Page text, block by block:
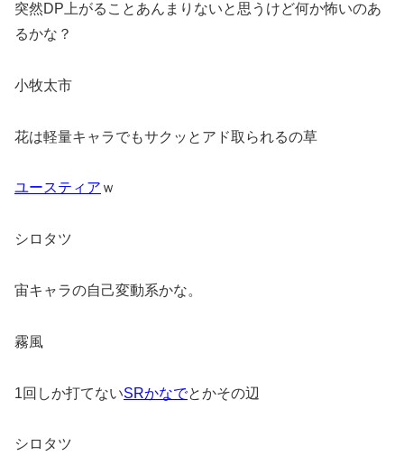
突然DP上がることあんまりないと思うけど何か怖いのあ
るかな？
小牧太市
花は軽量キャラでもサクッとアド取られるの草
ユースティア ｗ
シロタツ
宙キャラの自己変動系かな。
霧風
1回しか打てないSRかなでとかその辺
シロタツ